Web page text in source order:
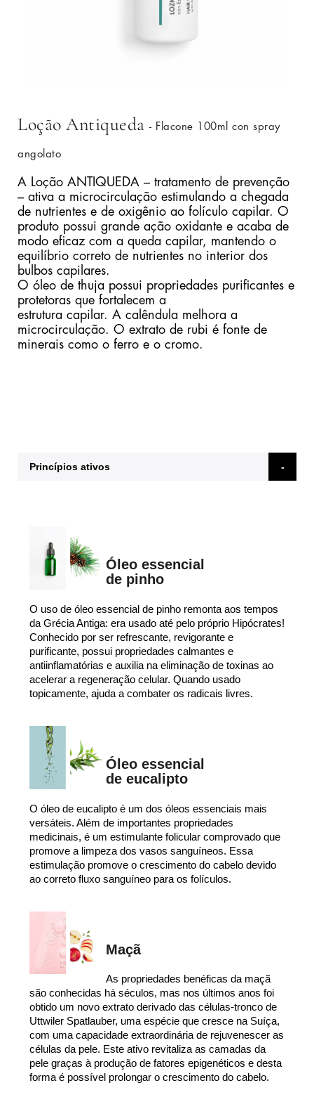
Loção Antiqueda - Flacone 100ml con spray
angolato
A Loção ANTIQUEDA – tratamento de prevenção
– ativa a microcirculação estimulando a chegada
de nutrientes e de oxigênio ao folículo capilar. O
produto possui grande ação oxidante e acaba de
modo eficaz com a queda capilar, mantendo o
equilíbrio correto de nutrientes no interior dos
bulbos capilares.
O óleo de thuja possui propriedades purificantes e
protetoras que fortalecem a
estrutura capilar. A calêndula melhora a
microcirculação. O extrato de rubi é fonte de
minerais como o ferro e o cromo.
Princípios ativos
Óleo essencial
de pinho
O uso de óleo essencial de pinho remonta aos tempos
da Grécia Antiga: era usado até pelo próprio Hipócrates!
Conhecido por ser refrescante, revigorante e
purificante, possui propriedades calmantes e
antiinflamatórias e auxilia na eliminação de toxinas ao
acelerar a regeneração celular. Quando usado
topicamente, ajuda a combater os radicais livres.
Óleo essencial
de eucalipto
O óleo de eucalipto é um dos óleos essenciais mais
versáteis. Além de importantes propriedades
medicinais, é um estimulante folicular comprovado que
promove a limpeza dos vasos sanguíneos. Essa
estimulação promove o crescimento do cabelo devido
ao correto fluxo sanguíneo para os folículos.
Maçã
As propriedades benéficas da maçã
são conhecidas há séculos, mas nos últimos anos foi
obtido um novo extrato derivado das células-tronco de
Uttwiler Spatlauber, uma espécie que cresce na Suíça,
com uma capacidade extraordinária de rejuvenescer as
células da pele. Este ativo revitaliza as camadas da
pele graças à produção de fatores epigenéticos e desta
forma é possível prolongar o crescimento do cabelo.